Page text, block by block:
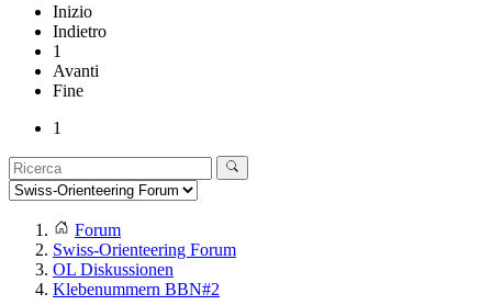
Inizio
Indietro
1
Avanti
Fine
1
Forum
Swiss-Orienteering Forum
OL Diskussionen
Klebenummern BBN#2